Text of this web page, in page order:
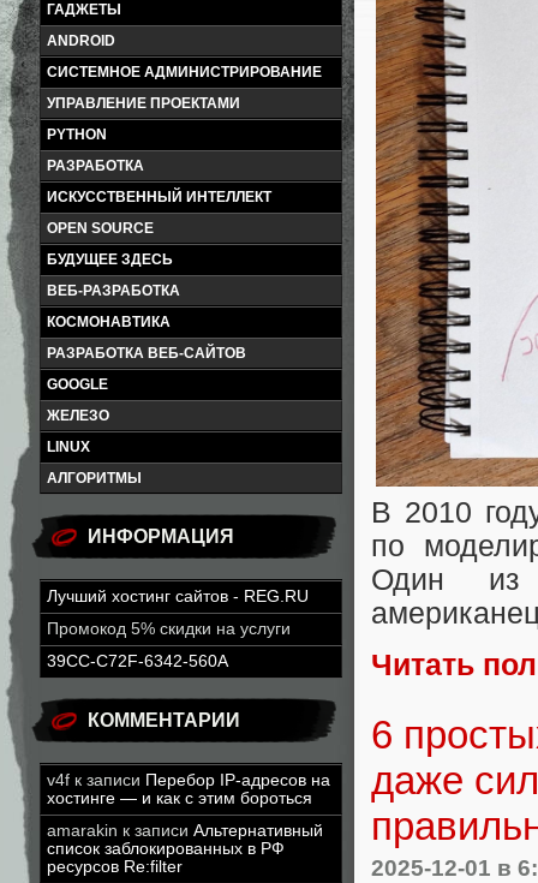
ГАДЖЕТЫ
ANDROID
СИСТЕМНОЕ АДМИНИСТРИРОВАНИЕ
УПРАВЛЕНИЕ ПРОЕКТАМИ
PYTHON
РАЗРАБОТКА
ИСКУССТВЕННЫЙ ИНТЕЛЛЕКТ
OPEN SOURCE
БУДУЩЕЕ ЗДЕСЬ
ВЕБ-РАЗРАБОТКА
КОСМОНАВТИКА
РАЗРАБОТКА ВЕБ-САЙТОВ
GOOGLE
ЖЕЛЕЗО
LINUX
АЛГОРИТМЫ
ИНФОРМАЦИЯ
Лучший хостинг сайтов - REG.RU
Промокод 5% скидки на услуги
39CC-C72F-6342-560A
КОММЕНТАРИИ
v4f к записи Перебор IP-адресов на
хостинге — и как с этим бороться
amarakin к записи Альтернативный
список заблокированных в РФ
ресурсов Re:filter
В 2010
по
Один из
Читать
6
даже
2025-12-01 в